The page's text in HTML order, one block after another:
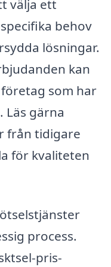
välja ett
behov
lösningar.
kan
som har
Läs gärna
från tidigare
för kvaliteten
process.
pris-